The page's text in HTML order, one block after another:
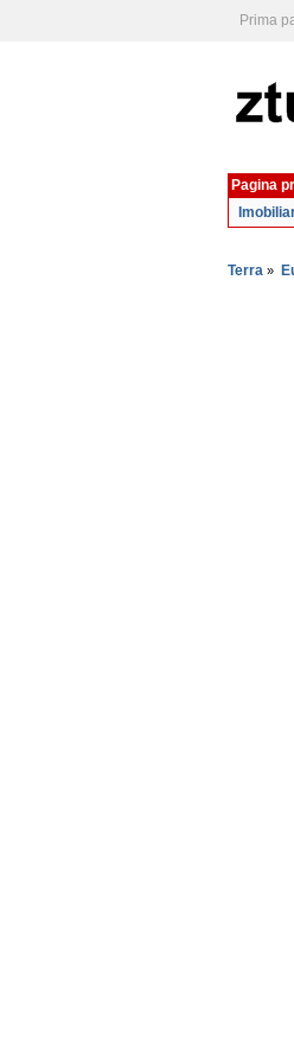
Prima
Pagina
Terra »